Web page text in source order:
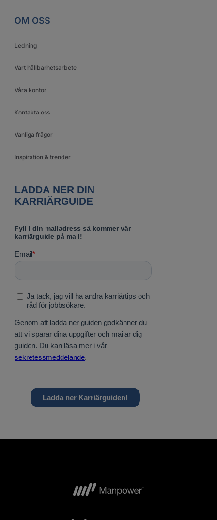
OM OSS
Ledning
Vårt hållbarhetsarbete
Våra kontor
Kontakta oss
Vanliga frågor
Inspiration & trender